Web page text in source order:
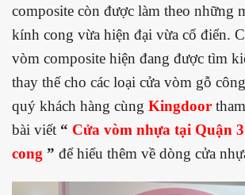
composite còn được làm theo những
kính cong vừa hiện đại vừa cổ điển.
vòm composite hiện đang được tìm
thay thế cho các loại cửa vòm gỗ
quý khách hàng cùng Kingdoor
bài viết “ Cửa vòm nhựa tại Quận
cong ” để hiểu thêm về dòng cửa